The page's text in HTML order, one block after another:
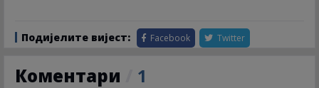
Подијелите вијест: Facebook Twitter
Коментари 1